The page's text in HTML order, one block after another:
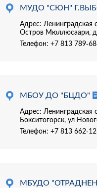
МУДО "СЮН"
Адрес: Ленинградская
Остров Мюллюсаари,
Телефон: +7 813 789-
МБОУ ДО "БЦДО"
Адрес: Ленинградская
Бокситогорск, ул
Телефон: +7 813 662-
МБУДО